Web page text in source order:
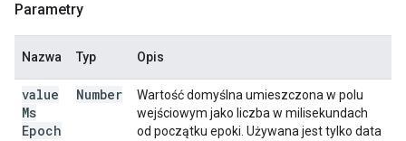
Parametry
Nazwa Typ Opis
value
Ms
Epoch
Number
Wartość domyślna umieszczona w polu
wejściowym jako liczba w milisekundach
od początku epoki. Używana jest tylko data